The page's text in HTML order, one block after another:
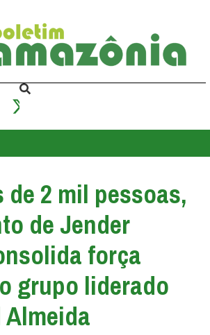
de 2 mil pessoas,
de Jender
força
grupo liderado